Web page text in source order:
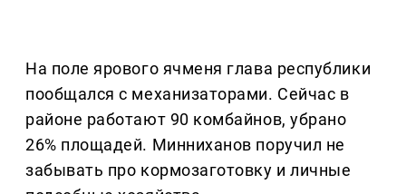
На поле ярового ячменя глава республики
пообщался с механизаторами. Сейчас в
районе работают 90 комбайнов, убрано
26% площадей. Минниханов поручил не
забывать про кормозаготовку и личные